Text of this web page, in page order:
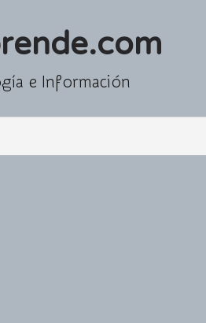
herramientas
e Información